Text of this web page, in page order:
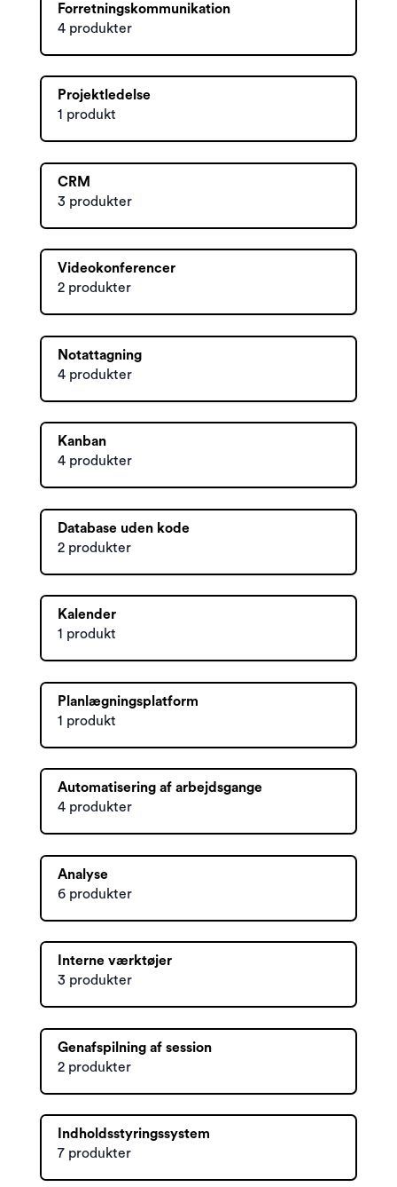
Forretningskommunikation
4 produkter
Projektledelse
1 produkt
CRM
3 produkter
Videokonferencer
2 produkter
Notattagning
4 produkter
Kanban
4 produkter
Database uden kode
2 produkter
Kalender
1 produkt
Planlægningsplatform
1 produkt
Automatisering af arbejdsgange
4 produkter
Analyse
6 produkter
Interne værktøjer
3 produkter
Genafspilning af session
2 produkter
Indholdsstyringssystem
7 produkter